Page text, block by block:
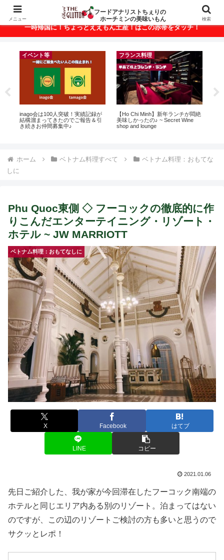
ベトナム・ホーチミンの美味いもんが満載！
一時帰国に！ちょっとええもん土産！はこの赤帯をタッチ！
イベント等
inago会は100人突破！実績記録が
結構溜まってきたのでご報告＆引
き続きお仲間募集中♪
フランス料理
【Ho Chi Minh】新年ランチが悶絶
美味しかったの♪ ~ Secret Wine
shop and lounge
ホーム ベトナム料理すべて
ベトナム料理：おもてな
しに
Phu Quoc東側 ◇ フーコックの徹底的に作
りこんだエンターテイニング・リゾート・
ホテル ~ JW MARRIOTT
ベトナム料理：おもてなしに
X Facebook はてブ
LINE コピー
2021.01.06
先日ご紹介した、我が家が今回滞在したフーコック南端の
ホテルと同じエリア内ある別のリゾート。泊まってはない
のですが、この辺のリゾートご検討の方も多いと思うので
サクッとレポ！
メニュー
フードアナリストちぇりの
ホーチミンの美味いもん
検索